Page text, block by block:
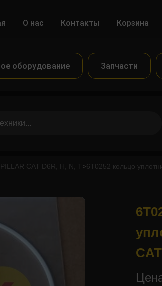
О нас Контакты Корзина
оборудование Запчасти
CAT D6R, H, N, T>6T0252 кольцо